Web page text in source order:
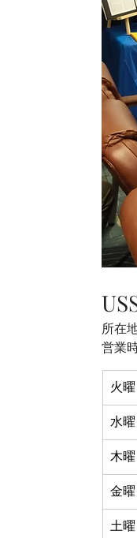
所在
営業
火曜
水曜
木曜
金曜
土曜